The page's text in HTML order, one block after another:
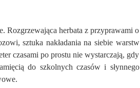
Rozgrzewająca herbata z przyprawami o
sztuka nakładania na siebie warstw
czasami po prostu nie wystarczają, gdy
do szkolnych czasów i słynnego